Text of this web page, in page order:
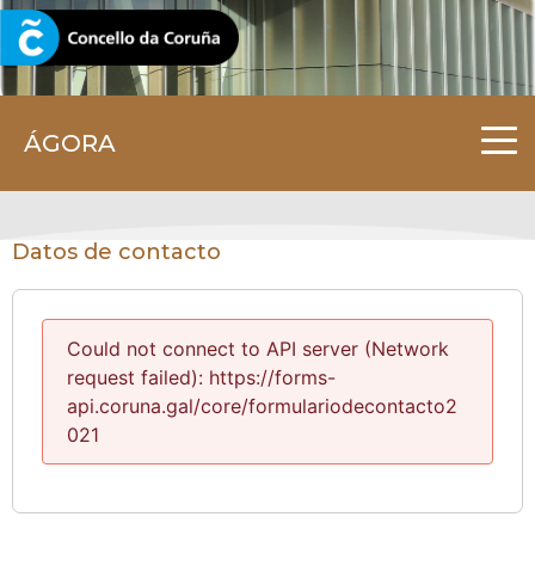
ÁGORA
CORUNA.GAL
Datos de contacto
Could not connect to API server (Network
request failed): https://forms-
api.coruna.gal/core/formulariodecontacto2
021